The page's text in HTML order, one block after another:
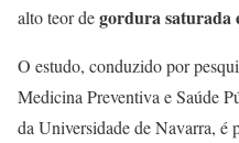
alto teor degordura saturada
O estudo, conduzido por
Medicina Preventiva e Saúde
da Universidade de Navarra, é